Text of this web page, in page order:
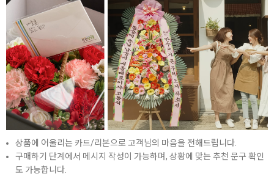
상품에 어울리는 카드/리본으로 고객님의 마음을 전해드립니다.
구매하기 단계에서 메시지 작성이 가능하며, 상황에 맞는 추천 문구 확인
도 가능합니다.